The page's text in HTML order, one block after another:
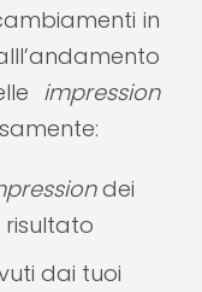
in
impression
dei
dai tuoi